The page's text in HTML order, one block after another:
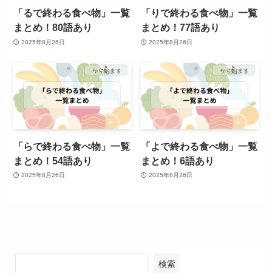
「るで終わる食べ物」一覧
まとめ！80語あり
2025年8月26日
「りで終わる食べ物」一覧
まとめ！77語あり
2025年8月26日
「らで終わる食べ物」一覧
まとめ！54語あり
2025年8月26日
「よで終わる食べ物」一覧
まとめ！6語あり
2025年8月26日
検索